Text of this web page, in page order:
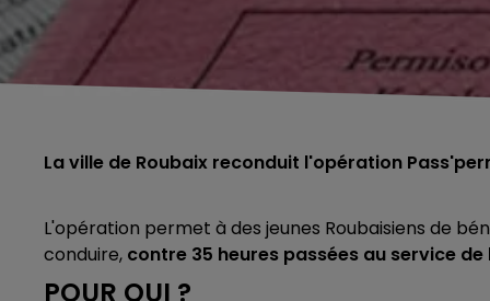
La ville de Roubaix reconduit l'opération
L'opération permet à des jeunes Roubaisiens de
conduire, contre 35 heures passées au service
POUR QUI ?